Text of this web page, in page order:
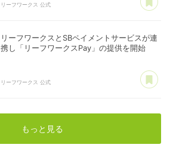
リーフワークス 公式
リーフワークスとSBペイメントサービスが連
携し「リーフワークスPay」の提供を開始
リーフワークス 公式
もっと見る